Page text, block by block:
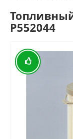
P552044